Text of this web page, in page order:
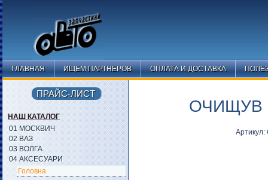
ГЛАВНАЯ ИЩЕМ ПАРТНЕРОВ ОПЛАТА И ДОСТАВКА
ОЧИЩУВ
ПРАЙС-ЛИСТ
НАШ КАТАЛОГ
01 МОСКВИЧ
02 ВАЗ
03 ВОЛГА
04 АКСЕСУАРИ
Головна